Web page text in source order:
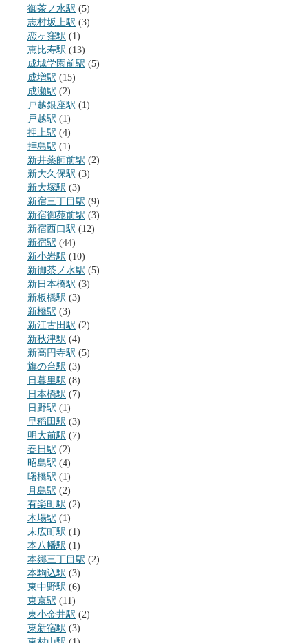
御茶ノ水駅 (5)
志村坂上駅 (3)
恋ヶ窪駅 (1)
恵比寿駅 (13)
成城学園前駅 (5)
成増駅 (15)
成瀬駅 (2)
戸越銀座駅 (1)
戸越駅 (1)
押上駅 (4)
拝島駅 (1)
新井薬師前駅 (2)
新大久保駅 (3)
新大塚駅 (3)
新宿三丁目駅 (9)
新宿御苑前駅 (3)
新宿西口駅 (12)
新宿駅 (44)
新小岩駅 (10)
新御茶ノ水駅 (5)
新日本橋駅 (3)
新板橋駅 (3)
新橋駅 (3)
新江古田駅 (2)
新秋津駅 (4)
新高円寺駅 (5)
旗の台駅 (3)
日暮里駅 (8)
日本橋駅 (7)
日野駅 (1)
早稲田駅 (3)
明大前駅 (7)
春日駅 (2)
昭島駅 (4)
曙橋駅 (1)
月島駅 (2)
有楽町駅 (2)
木場駅 (1)
末広町駅 (1)
本八幡駅 (1)
本郷三丁目駅 (2)
本駒込駅 (3)
東中野駅 (6)
東京駅 (11)
東小金井駅 (2)
東新宿駅 (3)